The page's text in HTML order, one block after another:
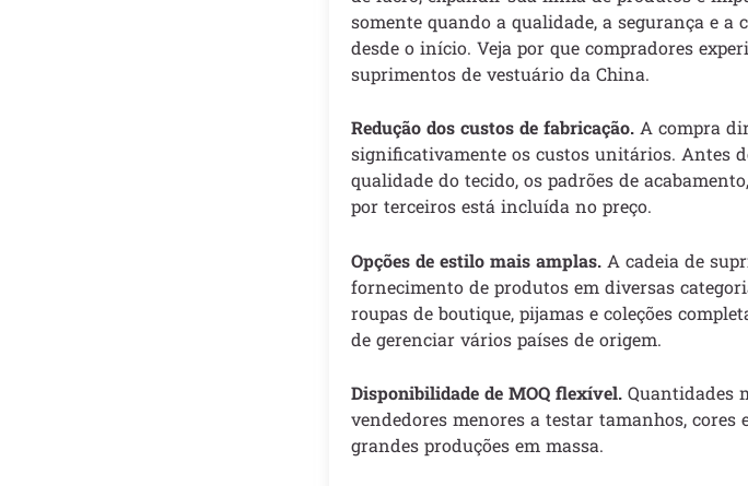
somente quando a qualidade, a segurança e
desde o início. Veja por que compradores
suprimentos de vestuário da China.
Redução dos custos de fabricação.A compra
significativamente os custos unitários. Antes
qualidade do tecido, os padrões de
por terceiros está incluída no preço.
Opções de estilo mais amplas.A cadeia de
fornecimento de produtos em diversas
roupas de boutique, pijamas e coleções
de gerenciar vários países de origem.
Disponibilidade de MOQ flexível.Quantidades
vendedores menores a testar tamanhos,
grandes produções em massa.